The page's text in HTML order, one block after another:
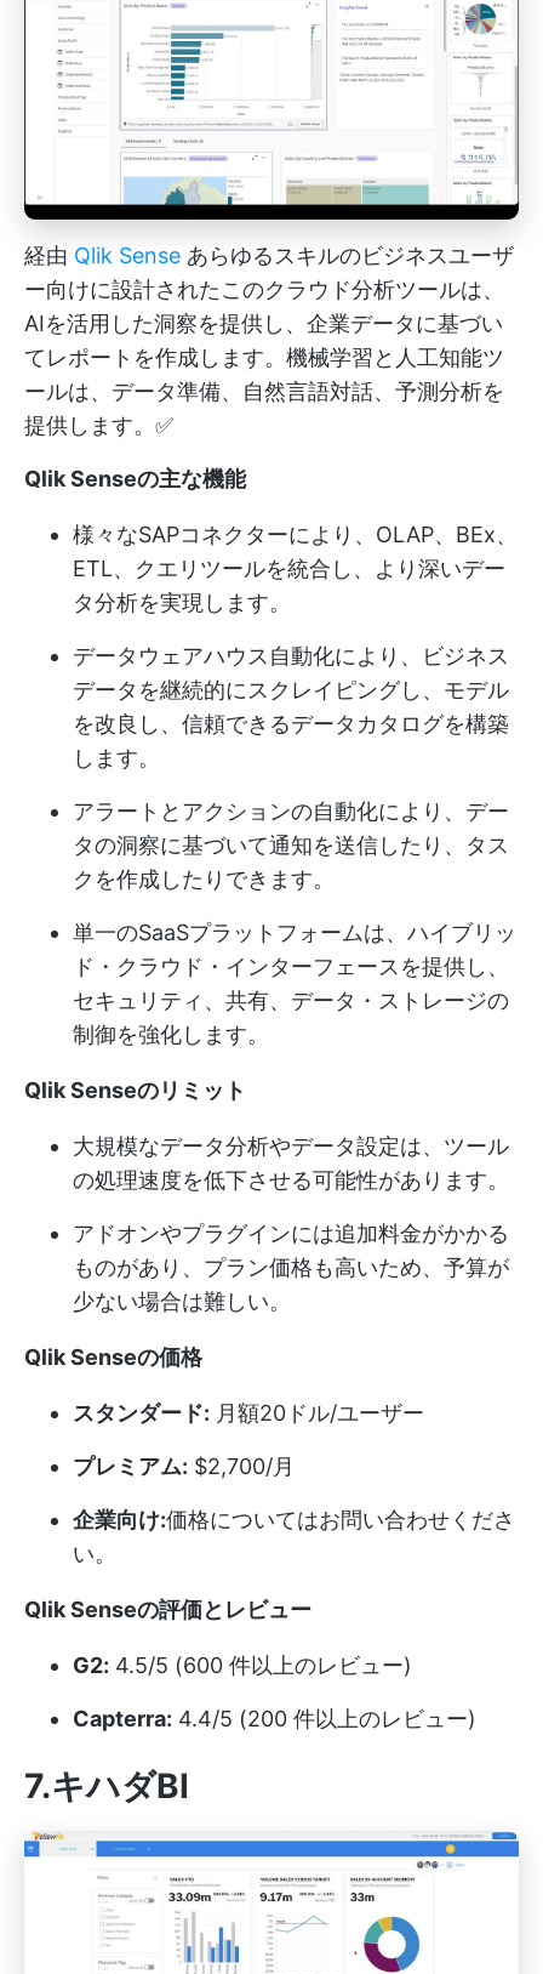
経由 Qlik Sense あらゆるスキルのビジネスユーザ
ー向けに設計されたこのクラウド分析ツールは、
AIを活用した洞察を提供し、企業データに基づい
てレポートを作成します。機械学習と人工知能ツ
ールは、データ準備、自然言語対話、予測分析を
提供します。✅
Qlik Senseの主な機能
様々なSAPコネクターにより、OLAP、BEx、
ETL、クエリツールを統合し、より深いデー
タ分析を実現します。
データウェアハウス自動化により、ビジネス
データを継続的にスクレイピングし、モデル
を改良し、信頼できるデータカタログを構築
します。
アラートとアクションの自動化により、デー
タの洞察に基づいて通知を送信したり、タス
クを作成したりできます。
単一のSaaSプラットフォームは、ハイブリッ
ド・クラウド・インターフェースを提供し、
セキュリティ、共有、データ・ストレージの
制御を強化します。
Qlik Senseのリミット
大規模なデータ分析やデータ設定は、ツール
の処理速度を低下させる可能性があります。
アドオンやプラグインには追加料金がかかる
ものがあり、プラン価格も高いため、予算が
少ない場合は難しい。
Qlik Senseの価格
スタンダード: 月額20ドル/ユーザー
プレミアム: $2,700/月
企業向け:価格についてはお問い合わせくださ
い。
Qlik Senseの評価とレビュー
G2: 4.5/5 (600 件以上のレビュー)
Capterra: 4.4/5 (200 件以上のレビュー)
7.キハダBI